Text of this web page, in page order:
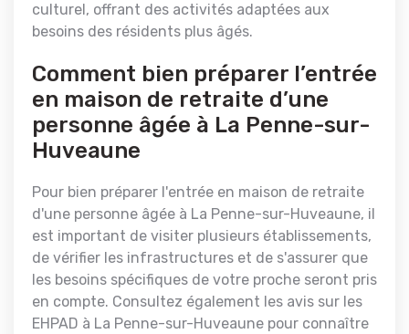
culturel, offrant des activités adaptées aux
besoins des résidents plus âgés.
Comment bien préparer l’entrée
en maison de retraite d’une
personne âgée à La Penne-sur-
Huveaune
Pour bien préparer l'entrée en maison de retraite
d'une personne âgée à La Penne-sur-Huveaune, il
est important de visiter plusieurs établissements,
de vérifier les infrastructures et de s'assurer que
les besoins spécifiques de votre proche seront pris
en compte. Consultez également les avis sur les
EHPAD à La Penne-sur-Huveaune pour connaître